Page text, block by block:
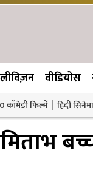
वीडियोस
कॉमेडी फिल्में हिंदी